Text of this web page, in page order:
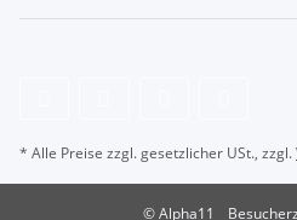
* Alle Preise zzgl. gesetzlicher USt., zzgl.
© Alpha11